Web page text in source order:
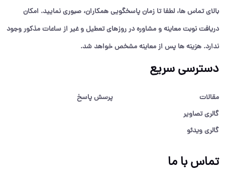
بالای تماس ها، لطفا تا زمان پاسخگویی همکاران، صبوری نمایید. امکان
دریافت نوبت معاینه و مشاوره در روزهای تعطیل و غیر از ساعات مذکور وجود
ندارد. هزینه ها پس از معاینه مشخص خواهد شد.
دسترسی سریع
مقالات
گالری تصاویر
گالری ویدئو
پرسش پاسخ
تماس با ما